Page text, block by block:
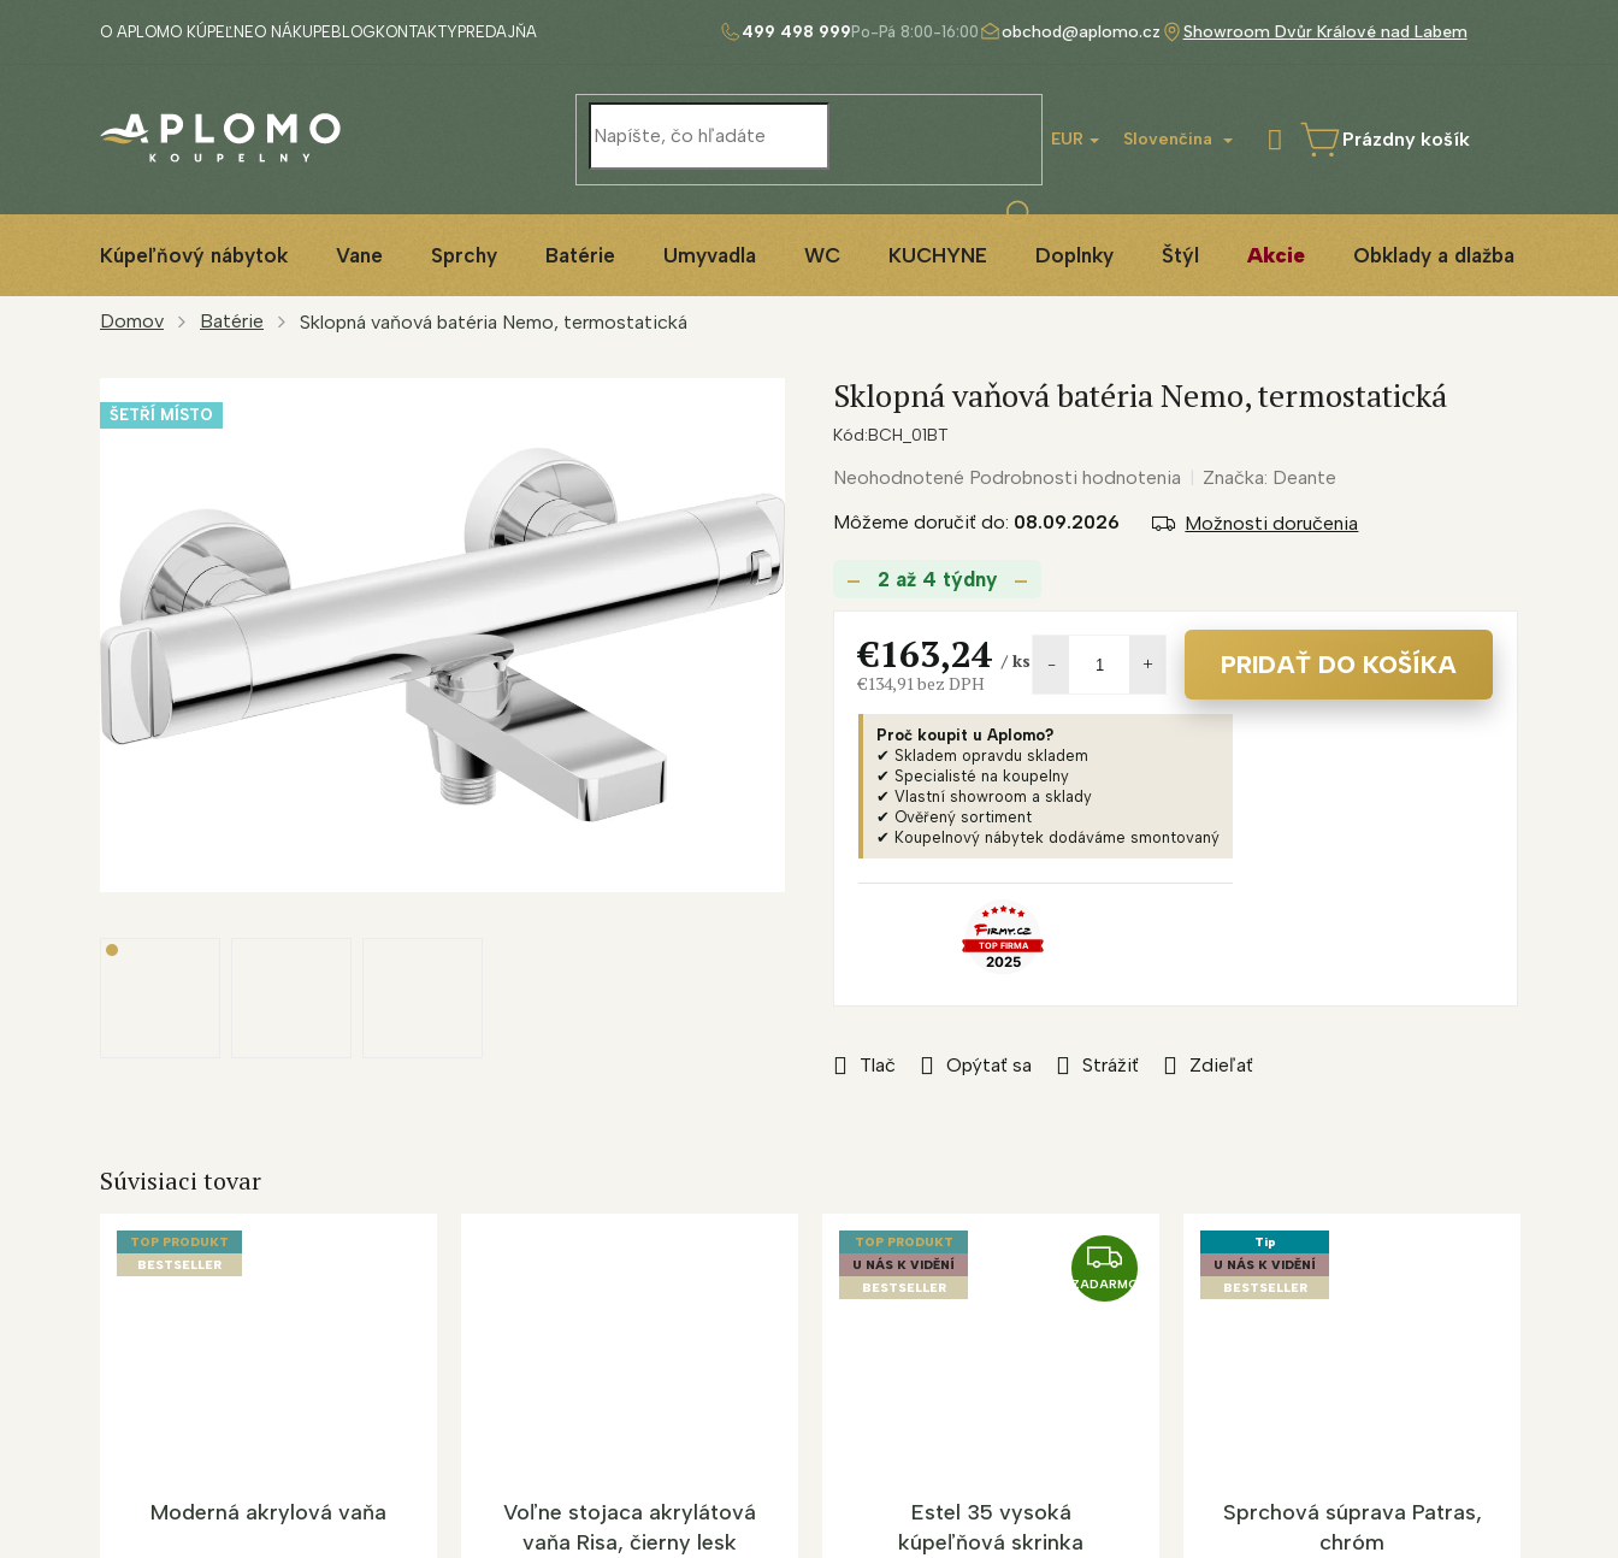
499 498 999 obchod@aplomo.cz Showroom Dvůr Králové nad Labem
O APLOMO KÚPEĽNEO NÁKUPE BLOG KONTAKTY PREDAJŇA
EUR Slovenčina
NÁKUPNÝ
Prázdny košík
Kúpeľňový nábytok Vane Sprchy Batérie Umyvadla WC KUCHYNE Doplnky Štýl Akcie Obklady a dlažba
Domov Batérie Sklopná vaňová batéria Nemo, termostatická
ŠETŘÍ MÍSTO
2 až 4 týdny
Môžeme doručiť do: 08.09.2026 Možnosti doručenia
Tlač Opýtať sa Strážiť Zdieľať
Sklopná vaňová batéria Nemo, termostatická
Kód:BCH_01BT
Priemerné
produktu
0,0
hviezdičiek.
Neohodnotené Podrobnosti hodnotenia Značka: Deante
€163,24 / ks
€134,91 bez DPH
PRIDAŤ DO KOŠÍKA
Proč koupit u Aplomo?
✔ Skladem opravdu skladem
✔ Specialisté na koupelny
✔ Vlastní showroom a sklady
✔ Ověřený sortiment
✔ Koupelnový nábytek dodáváme smontovaný
Súvisiaci tovar
TOP PRODUKT
BESTSELLER
Moderná akrylová vaňa
Voľne stojaca akrylátová
vaňa Risa, čierny lesk
TOP PRODUKT
U NÁS K VIDĚNÍ
BESTSELLER
Z
A
ZADARMO
Estel 35 vysoká
kúpeľňová skrinka
Tip
U NÁS K VIDĚNÍ
BESTSELLER
Sprchová súprava Patras,
chróm